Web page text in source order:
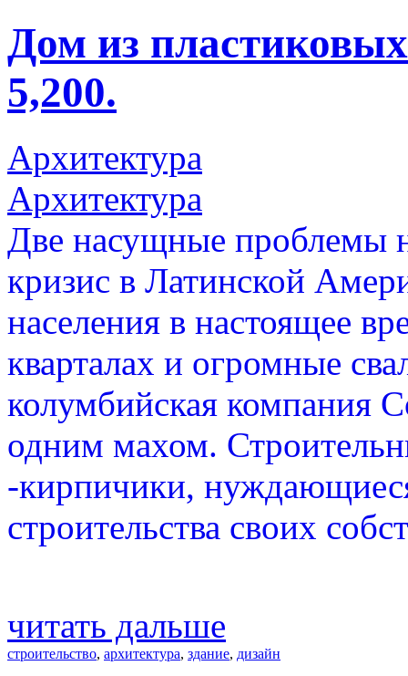
Дом из
5,200.
Архитектура
Архитектура
Две насущные
кризис в Латинской
населения в настоящее
кварталах и огромные
колумбийская компания
одним махом.
-кирпичики,
строительства своих
читать дальше
строительство, архитектура, здание, дизайн